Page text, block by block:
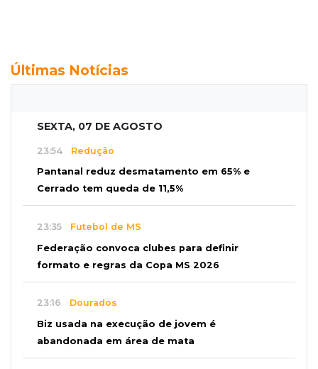
Últimas Notícias
SEXTA, 07 DE AGOSTO
23:54 Redução
Pantanal reduz desmatamento em 65% e
Cerrado tem queda de 11,5%
23:35 Futebol de MS
Federação convoca clubes para definir
formato e regras da Copa MS 2026
23:16 Dourados
Biz usada na execução de jovem é
abandonada em área de mata